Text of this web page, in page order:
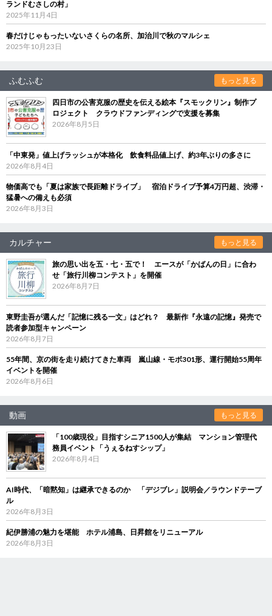
ランドむさしの村」
2025年11月4日
春だけじゃもったいないさくらの名所、加治川で秋のマルシェ
2025年10月23日
ふむふむ もっと見る
四日市の公害克服の歴史を伝える絵本『スモックリン』制作プ
ロジェクト クラウドファンディングで支援を募集
2026年8月5日
「中東発」値上げラッシュが本格化 飲食料品値上げ、約3年ぶりの多さに
2026年8月4日
物価高でも「夏は家族で長距離ドライブ」 宿泊ドライブ予算4万円超、渋滞・
猛暑への備えも必須
2026年8月3日
カルチャー もっと見る
旅の思い出を五・七・五で！ エースが「かばんの日」に合わ
せ「旅行川柳コンテスト」を開催
2026年8月7日
東野圭吾が選んだ「記憶に残る一文」はどれ？ 最新作『永遠の記憶』発売で
読者参加型キャンペーン
2026年8月7日
55年間、京の街を走り続けてきた車両 嵐山線・モボ301形、運行開始55周年
イベントを開催
2026年8月6日
動画 もっと見る
「100歳現役」目指すシニア1500人が集結 マンション管理代
務員イベント「うぇるねすシップ」
2026年8月4日
AI時代、「暗黙知」は継承できるのか 「デジブレ」説明会／ラウンドテーブ
ル
2026年8月3日
紀伊勝浦の魅力を堪能 ホテル浦島、日昇館をリニューアル
2026年8月3日